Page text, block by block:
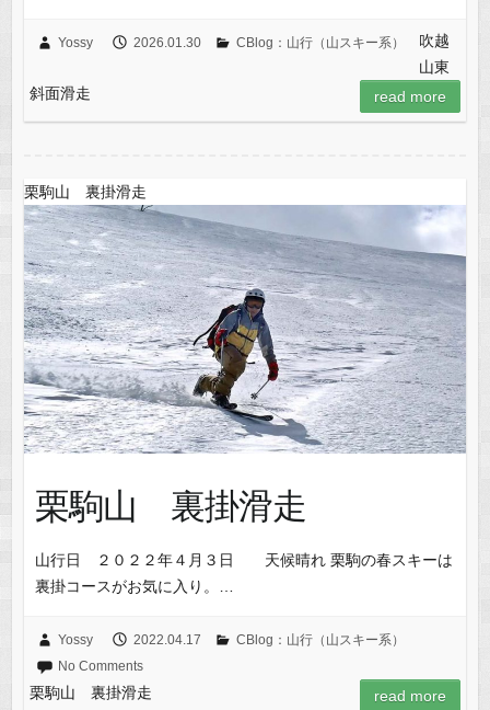
Yossy 2026.01.30 CBlog：山行（山スキー系）
吹越
山東
斜面滑走
read more
栗駒山 裏掛滑走
栗駒山 裏掛滑走
山行日 ２０２２年４月３日 天候晴れ 栗駒の春スキーは
裏掛コースがお気に入り。…
Yossy 2022.04.17
CBlog：山行（山スキー系）
No Comments
栗駒山 裏掛滑走 read more